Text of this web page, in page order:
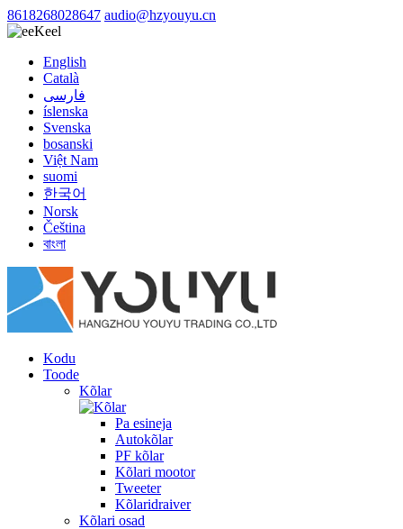
8618268028647 audio@hzyouyu.cn
Keel
English
Català
فارسی
íslenska
Svenska
bosanski
Việt Nam
suomi
한국어
Norsk
Čeština
বাংলা
Kodu
Toode
Kõlar
Pa esineja
Autokõlar
PF kõlar
Kõlari mootor
Tweeter
Kõlaridraiver
Kõlari osad